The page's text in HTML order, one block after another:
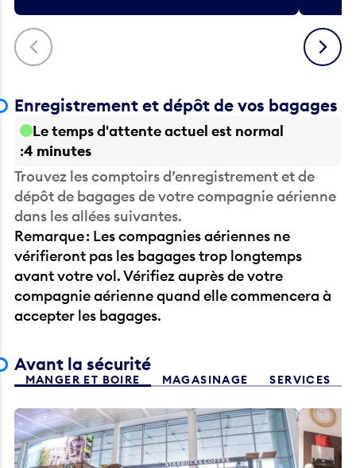
Précédent Suivant
Enregistrement et dépôt de vos bagages
Le temps d'attente actuel est normal
4 minutes
Trouvez les comptoirs d’enregistrement et de
dépôt de bagages de votre compagnie aérienne
dans les allées suivantes.
Remarque : Les compagnies aériennes ne
vérifieront pas les bagages trop longtemps
avant votre vol. Vérifiez auprès de votre
compagnie aérienne quand elle commencera à
accepter les bagages.
Avant la sécurité
MANGER ET BOIRE MAGASINAGE SERVICES